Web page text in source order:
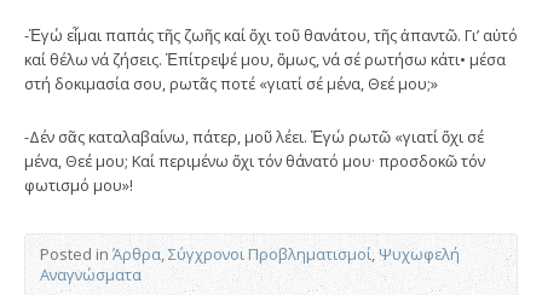
-Ἐγώ εἶμαι παπάς τῆς ζωῆς καί ὄχι τοῦ θανάτου, τῆς ἀπαντῶ. Γι’ αὐτό
καί θέλω νά ζήσεις. Ἐπίτρεψέ μου, ὅμως, νά σέ ρωτήσω κάτι• μέσα
στή δοκιμασία σου, ρωτᾶς ποτέ «γιατί σέ μένα, Θεέ μου;»
-Δέν σᾶς καταλαβαίνω, πάτερ, μοῦ λέει. Ἐγώ ρωτῶ «γιατί ὄχι σέ
μένα, Θεέ μου; Καί περιμένω ὄχι τόν θάνατό μου· προσδοκῶ τόν
φωτισμό μου»!
Posted in Άρθρα,Σύγχρονοι Προβληματισμοί,Ψυχωφελή
Αναγνώσματα